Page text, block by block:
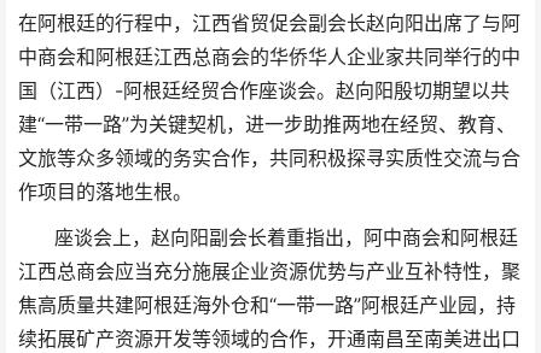
在阿根廷的行程中，江西省贸促会副会长赵向阳出席了与阿
中商会和阿根廷江西总商会的华侨华人企业家共同举行的中
国（江西）-阿根廷经贸合作座谈会。赵向阳殷切期望以共
建“一带一路”为关键契机，进一步助推两地在经贸、教育、
文旅等众多领域的务实合作，共同积极探寻实质性交流与合
作项目的落地生根。
座谈会上，赵向阳副会长着重指出，阿中商会和阿根廷
江西总商会应当充分施展企业资源优势与产业互补特性，聚
焦高质量共建阿根廷海外仓和“一带一路”阿根廷产业园，持
续拓展矿产资源开发等领域的合作，开通南昌至南美进出口